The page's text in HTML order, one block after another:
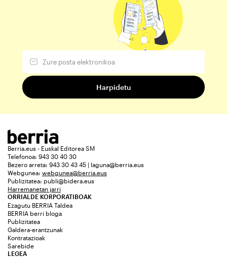
Berria.eus - Euskal Editorea SM
Telefonoa: 943 30 40 30
Bezero arreta: 943 30 43 45 | laguna@berria.eus
Webgunea: webgunea@berria.eus
Publizitatea: publi@bidera.eus
Harremanetan jarri
ORRIALDE KORPORATIBOAK
Ezagutu BERRIA Taldea
BERRIA berri bloga
Publizitatea
Galdera-erantzunak
Kontratazioak
Sarebide
LEGEA